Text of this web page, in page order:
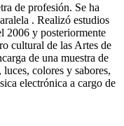
de profesión. Se ha
. Realizó estudios
2006 y posteriormente
cultural de las Artes de
de una muestra de
colores y sabores,
electrónica a cargo de